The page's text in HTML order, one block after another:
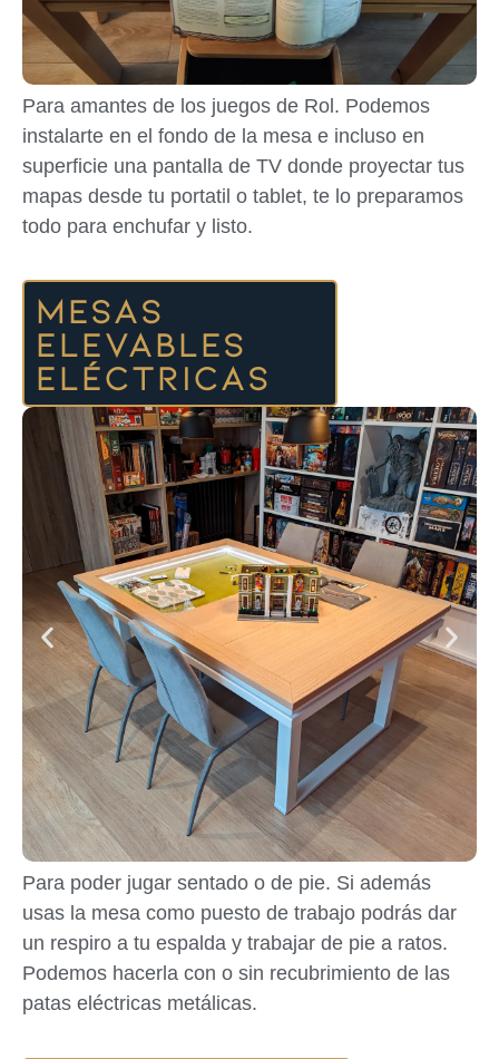
Para amantes de los juegos de Rol. Podemos
instalarte en el fondo de la mesa e incluso en
superficie una pantalla de TV donde proyectar tus
mapas desde tu portatil o tablet, te lo preparamos
todo para enchufar y listo.
Mesas
elevables
eléctricas
Para poder jugar sentado o de pie. Si además
usas la mesa como puesto de trabajo podrás dar
un respiro a tu espalda y trabajar de pie a ratos.
Podemos hacerla con o sin recubrimiento de las
patas eléctricas metálicas.